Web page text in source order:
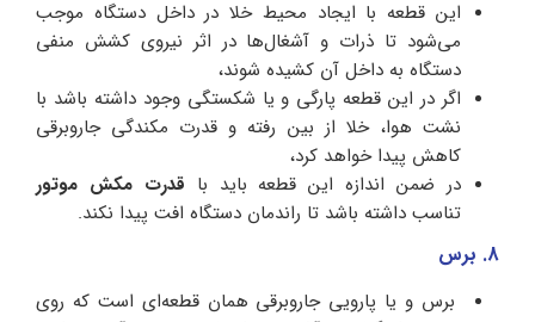
این قطعه با ایجاد محیط خلا در داخل دستگاه موجب
می‌شود تا ذرات و آشغال‌ها در اثر نیروی کشش منفی
دستگاه به داخل آن کشیده شوند،
اگر در این قطعه پارگی و یا شکستگی وجود داشته باشد با
نشت هوا، خلا از بین رفته و قدرت مکندگی جاروبرقی
کاهش پیدا خواهد کرد،
در ضمن اندازه این قطعه باید با قدرت مکش موتور
تناسب داشته باشد تا راندمان دستگاه افت پیدا نکند.
8. برس
برس و یا پارویی جاروبرقی همان قطعه‌ای است که روی